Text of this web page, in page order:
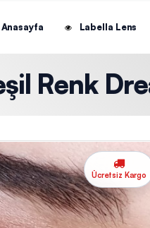
Anasayfa Labella Lens
Renk
Ücretsiz Kargo